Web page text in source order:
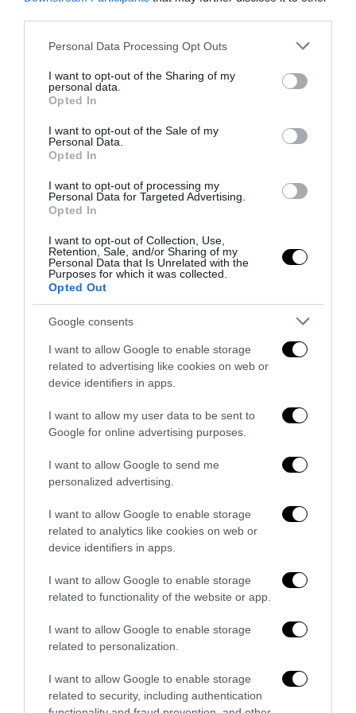
Please note that this website/app uses one or more Google
not limited to your visit or usage behaviour. You may click to
grant or deny consent to Google and its third-party tags to
use your data for below specified purposes in below Google
consent section.
Personal Data Processing Opt Outs
I want to opt-out of the Sharing of my
personal data.
Opted In
I want to opt-out of the Sale of my
Personal Data.
Opted In
I want to opt-out of processing my
Personal Data for Targeted Advertising.
Opted In
I want to opt-out of Collection, Use,
Retention, Sale, and/or Sharing of my
Personal Data that Is Unrelated with the
Purposes for which it was collected.
Opted Out
Google consents
I want to allow Google to enable storage
related to advertising like cookies on web or
device identifiers in apps.
I want to allow my user data to be sent to
Google for online advertising purposes.
I want to allow Google to send me
personalized advertising.
I want to allow Google to enable storage
related to analytics like cookies on web or
device identifiers in apps.
I want to allow Google to enable storage
related to functionality of the website or app.
I want to allow Google to enable storage
related to personalization.
I want to allow Google to enable storage
related to security, including authentication
esplode su Israele
5 Agosto 2026
«Spin Time non è CasaPound»: la santa occupazione
rossa che fa politica, vende e...
11 COMMENTS
LUCIO
30 Aprile 2020 - 5:48